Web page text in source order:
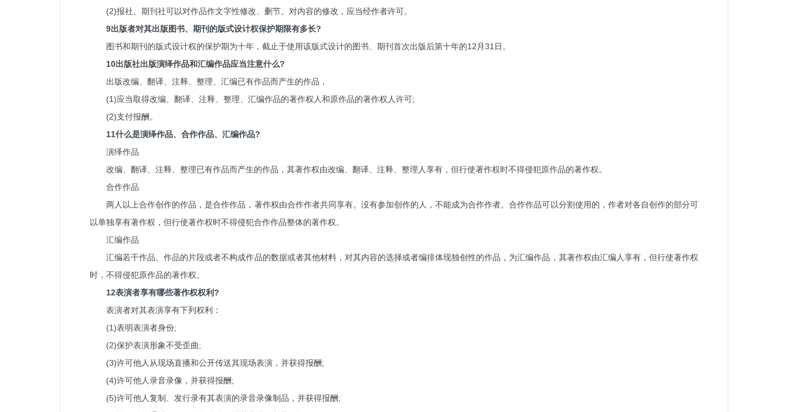
(2)报社、期刊社可以对作品作文字性修改、删节。对内容的修改，应当经作者许可。
9出版者对其出版图书、期刊的版式设计权保护期限有多长?
图书和期刊的版式设计权的保护期为十年，截止于使用该版式设计的图书、期刊首次出版后第十年的12月31日。
10出版社出版演绎作品和汇编作品应当注意什么?
出版改编、翻译、注释、整理、汇编已有作品而产生的作品，
(1)应当取得改编、翻译、注释、整理、汇编作品的著作权人和原作品的著作权人许可;
(2)支付报酬。
11什么是演绎作品、合作作品、汇编作品?
演绎作品
改编、翻译、注释、整理已有作品而产生的作品，其著作权由改编、翻译、注释、整理人享有，但行使著作权时不得侵犯原作品的著作权。
合作作品
两人以上合作创作的作品，是合作作品，著作权由合作作者共同享有。没有参加创作的人，不能成为合作作者。合作作品可以分割使用的，作者对各自创作的部分可
以单独享有著作权，但行使著作权时不得侵犯合作作品整体的著作权。
汇编作品
汇编若干作品、作品的片段或者不构成作品的数据或者其他材料，对其内容的选择或者编排体现独创性的作品，为汇编作品，其著作权由汇编人享有，但行使著作权
时，不得侵犯原作品的著作权。
12表演者享有哪些著作权权利?
表演者对其表演享有下列权利：
(1)表明表演者身份;
(2)保护表演形象不受歪曲;
(3)许可他人从现场直播和公开传送其现场表演，并获得报酬;
(4)许可他人录音录像，并获得报酬;
(5)许可他人复制、发行录有其表演的录音录像制品，并获得报酬;